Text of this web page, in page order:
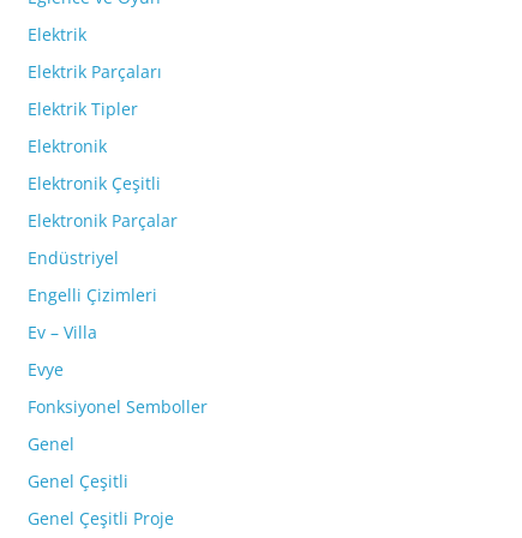
Elektrik
Elektrik Parçaları
Elektrik Tipler
Elektronik
Elektronik Çeşitli
Elektronik Parçalar
Endüstriyel
Engelli Çizimleri
Ev – Villa
Evye
Fonksiyonel Semboller
Genel
Genel Çeşitli
Genel Çeşitli Proje